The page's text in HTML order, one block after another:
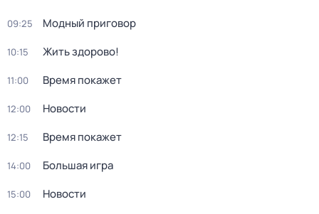
09:25 Модный приговор
10:15 Жить здорово!
11:00 Время покажет
12:00 Новости
12:15 Время покажет
14:00 Большая игра
15:00 Новости